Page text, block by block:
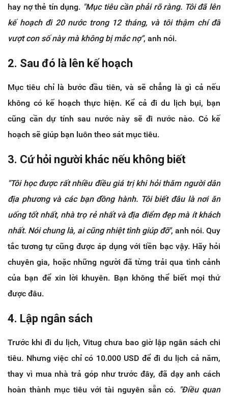
hay nợ thẻ tín dụng. "Mục tiêu cần phải rõ ràng. Tôi đã lên
kế hoạch đi 20 nước trong 12 tháng, và tôi thậm chí đã
vượt con số này mà không bị mắc nợ", anh nói.
2. Sau đó là lên kế hoạch
Mục tiêu chỉ là bước đầu tiên, và sẽ chẳng là gì cả nếu
không có kế hoạch thực hiện. Kể cả đi du lịch bụi, bạn
cũng cần dự tính sau nước này sẽ đi nước nào. Có kế
hoạch sẽ giúp bạn luôn theo sát mục tiêu.
3. Cứ hỏi người khác nếu không biết
"Tôi học được rất nhiều điều giá trị khi hỏi thăm người dân
địa phương và các bạn đồng hành. Tôi biết đâu là nơi ăn
uống tốt nhất, nhà trọ rẻ nhất và địa điểm đẹp mà ít khách
nhất. Nói chung là, ai cũng nhiệt tình giúp đỡ", anh nói. Quy
tắc tương tự cũng được áp dụng với tiền bạc vậy. Hãy hỏi
chuyên gia, hoặc những người đã từng trải qua tình cảnh
của bạn để xin lời khuyên. Bạn không thể biết mọi thứ
được đâu.
4. Lập ngân sách
Trước khi đi du lịch, Vitug chưa bao giờ lập ngân sách chi
tiêu. Nhưng việc chỉ có 10.000 USD để đi du lịch cả năm,
thay vì mua nhà trả góp như trước đây, đã dạy anh cách
hoàn thành mục tiêu với tài nguyên sẵn có. "Điều quan